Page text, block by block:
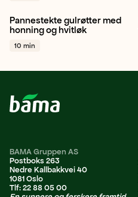
Gulrot Hvitløk
Persille
Pannestekte gulrøtter med
honning og hvitløk
10 min
BAMA Gruppen AS
Postboks 263
Nedre Kallbakkvei 40
1081 Oslo
Tlf: 22 88 05 00